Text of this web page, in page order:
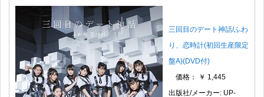
三回目のデート神話/ふわ
り、恋時計(初回生産限定
盤A)(DVD付)
価格： ￥ 1,445
出版社/メーカー: UP-